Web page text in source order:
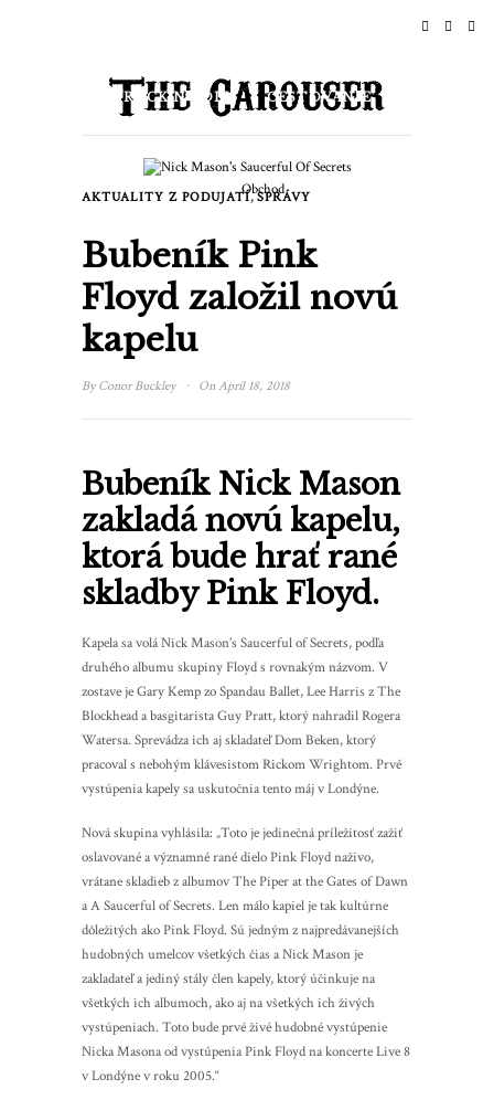
ROCK N ROLL CESTOVANIE
Obchod
AKTUALITY Z PODUJATÍ,SPRÁVY
Bubeník Pink
Floyd založil novú
kapelu
ByConor Buckley · On April 18, 2018
Bubeník Nick Mason
zakladá novú kapelu,
ktorá bude hrať rané
skladby Pink Floyd.
Kapela sa volá Nick Mason’s Saucerful of Secrets, podľa
druhého albumu skupiny Floyd s rovnakým názvom. V
zostave je Gary Kemp zo Spandau Ballet, Lee Harris z The
Blockhead a basgitarista Guy Pratt, ktorý nahradil Rogera
Watersa. Sprevádza ich aj skladateľ Dom Beken, ktorý
pracoval s nebohým klávesistom Rickom Wrightom. Prvé
vystúpenia kapely sa uskutočnia tento máj v Londýne.
Nová skupina vyhlásila: „Toto je jedinečná príležitosť zažiť
oslavované a významné rané dielo Pink Floyd naživo,
vrátane skladieb z albumov The Piper at the Gates of Dawn
a A Saucerful of Secrets. Len málo kapiel je tak kultúrne
dôležitých ako Pink Floyd. Sú jedným z najpredávanejších
hudobných umelcov všetkých čias a Nick Mason je
zakladateľ a jediný stály člen kapely, ktorý účinkuje na
všetkých ich albumoch, ako aj na všetkých ich živých
vystúpeniach. Toto bude prvé živé hudobné vystúpenie
Nicka Masona od vystúpenia Pink Floyd na koncerte Live 8
v Londýne v roku 2005.“